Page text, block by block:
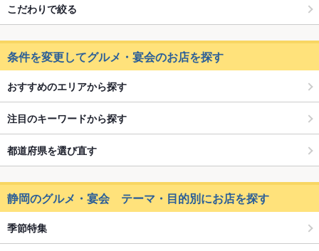
こだわりで絞る
条件を変更してグルメ・宴会のお店を探す
おすすめのエリアから探す
注目のキーワードから探す
都道府県を選び直す
静岡のグルメ・宴会 テーマ・目的別にお店を探す
季節特集